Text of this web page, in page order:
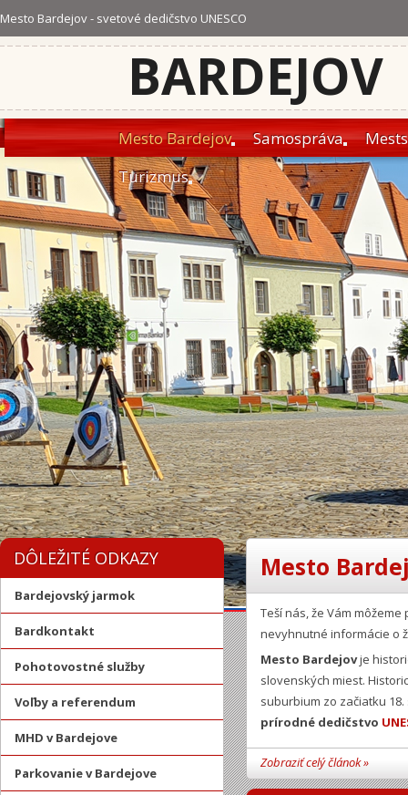
Mesto Bardejov - svetové dedičstvo UNESCO
BARDEJOV
Mesto Bardejov Samospráva
Turizmus
DÔLEŽITÉ ODKAZY
Bardejovský jarmok
Bardkontakt
Pohotovostné služby
Voľby a referendum
MHD v Bardejove
Parkovanie v Bardejove
Mesto
Teší nás, že Vám
nevyhnutné informácie o
Mesto Bardejovje
slovenských miest.
suburbium zo začiatku
prírodné dedičstvo
Zobraziť celý článok »